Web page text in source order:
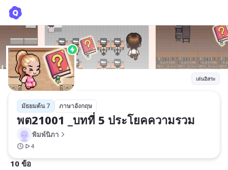
เล่นอิสระ
มัธยมต้น 7 ภาษาอังกฤษ
พต21001 _บทที่ 5 ประโยคความรวม
พิมพ์นิภา
4
10 ข้อ